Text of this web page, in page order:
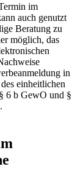
im
auch genutzt
Beratung zu
möglich, das
in
einheitlichen
6 b GewO und §